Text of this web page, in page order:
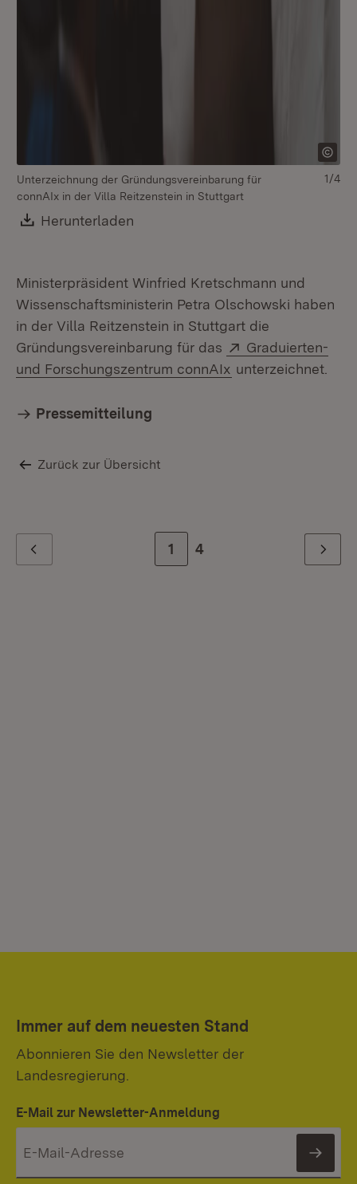
Unterzeichnung der Gründungsvereinbarung für
connAIx in der Villa Reitzenstein in Stuttgart
Download:
Herunterladen
1/4
Ministerpräsident Winfried Kretschmann und
Wissenschaftsministerin Petra Olschowski haben
in der Villa Reitzenstein in Stuttgart die
Gründungsvereinbarung für das
Extern:
Graduierten-
und Forschungszentrum connAIx (Öffnet in neuem
unterzeichnet.
Pressemitteilung
Zurück zur Übersicht
Zur Seite
1 Zur letzten Seite
4 Weiter
Immer auf dem neuesten Stand
Abonnieren Sie den Newsletter der
Landesregierung.
E-Mail zur Newsletter-Anmeldung